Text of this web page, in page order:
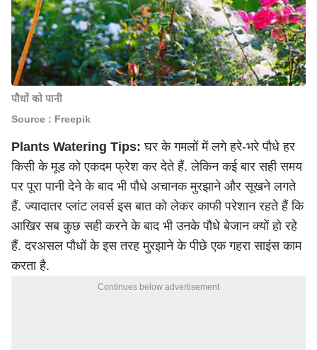
पौधों को पानी
Source : Freepik
Plants Watering Tips: घर के गमलों में लगे हरे-भरे पौधे हर
किसी के मूड को एकदम फ्रेश कर देते हैं. लेकिन कई बार सही समय
पर पूरा पानी देने के बाद भी पौधे अचानक मुरझाने और सूखने लगते
हैं. ज्यादातर प्लांट लवर्स इस बात को लेकर काफी परेशान रहते हैं कि
आखिर सब कुछ सही करने के बाद भी उनके पौधे बेजान क्यों हो रहे
हैं. दरअसल पौधों के इस तरह मुरझाने के पीछे एक गहरा साइंस काम
करता है.
Continues below advertisement